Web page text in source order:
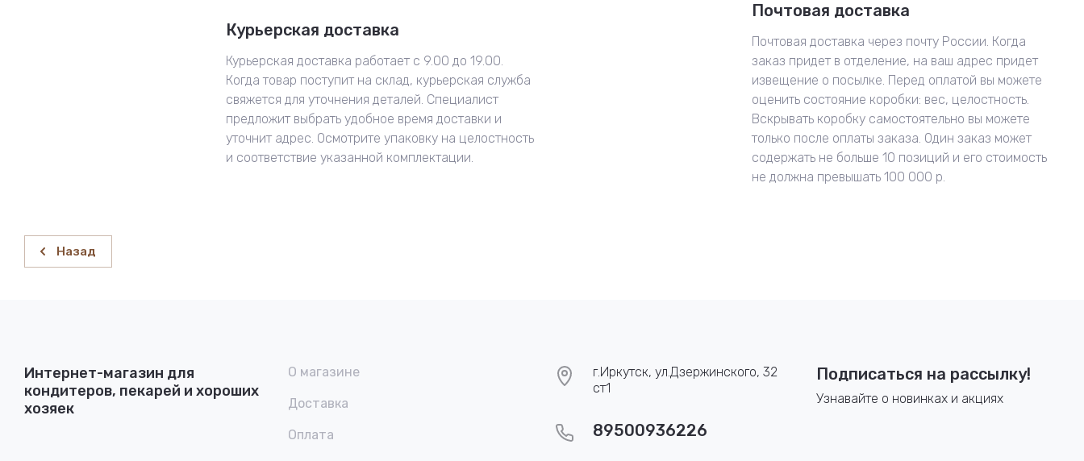
Курьерская доставка
Курьерская доставка работает с 9.00 до 19.00.
Когда товар поступит на склад, курьерская служба
свяжется для уточнения деталей. Специалист
предложит выбрать удобное время доставки и
уточнит адрес. Осмотрите упаковку на целостность
и соответствие указанной комплектации.
Почтовая доставка
Почтовая доставка через почту России. Когда
заказ придет в отделение, на ваш адрес придет
извещение о посылке. Перед оплатой вы можете
оценить состояние коробки: вес, целостность.
Вскрывать коробку самостоятельно вы можете
только после оплаты заказа. Один заказ может
содержать не больше 10 позиций и его стоимость
не должна превышать 100 000 р.
Назад
Интернет-магазин для
кондитеров, пекарей и хороших
хозяек
О магазине
Доставка
Оплата
г.Иркутск, ул.Дзержинского, 32
ст1
89500936226
Подписаться на рассылку!
Узнавайте о новинках и акциях